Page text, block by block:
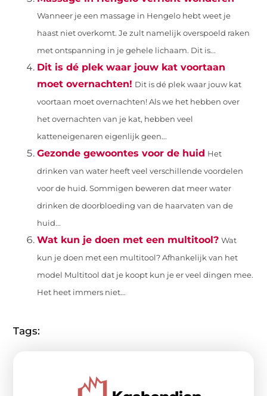
Wanneer je een massage in Hengelo hebt weet je
haast niet overkomt. Je zult namelijk overspoeld raken
met ontspanning in je gehele lichaam. Dit is...
Dit is dé plek waar jouw kat voortaan
moet overnachten! Dit is dé plek waar jouw kat
voortaan moet overnachten! Als we het hebben over
het overnachten van je kat, hebben veel
katteneigenaren eigenlijk geen...
Gezonde gewoontes voor de huid Het
drinken van water heeft veel verschillende voordelen
voor de huid. Sommigen beweren dat meer water
drinken de doorbloeding van de haarvaten van de
huid...
Wat kun je doen met een multitool? Wat
kun je doen met een multitool? Afhankelijk van het
model Multitool dat je koopt kun je er veel dingen mee.
Het heet immers niet...
Tags: